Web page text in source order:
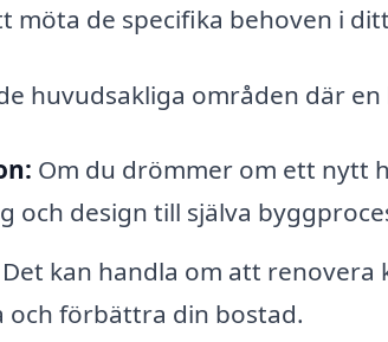
möta de specifika behoven i
huvudsakliga områden där
Om du drömmer om ett nytt
och design till själva
Det kan handla om att
förbättra din bostad.